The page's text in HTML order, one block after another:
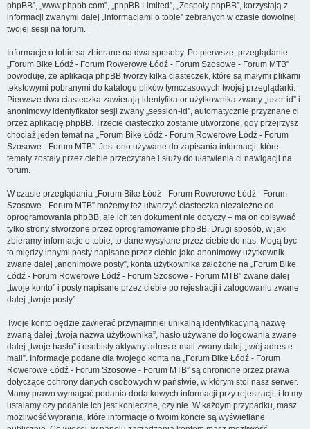
phpBB”, „www.phpbb.com”, „phpBB Limited”, „Zespoły phpBB”, korzystają z
informacji zwanymi dalej „informacjami o tobie” zebranych w czasie dowolnej
twojej sesji na forum.
Informacje o tobie są zbierane na dwa sposoby. Po pierwsze, przeglądanie
„Forum Bike Łódź - Forum Rowerowe Łódź - Forum Szosowe - Forum MTB”
powoduje, że aplikacja phpBB tworzy kilka ciasteczek, które są małymi plikami
tekstowymi pobranymi do katalogu plików tymczasowych twojej przeglądarki.
Pierwsze dwa ciasteczka zawierają identyfikator użytkownika zwany „user-id” i
anonimowy identyfikator sesji zwany „session-id”, automatycznie przyznane ci
przez aplikację phpBB. Trzecie ciasteczko zostanie utworzone, gdy przejrzysz
chociaż jeden temat na „Forum Bike Łódź - Forum Rowerowe Łódź - Forum
Szosowe - Forum MTB”. Jest ono używane do zapisania informacji, które
tematy zostały przez ciebie przeczytane i służy do ułatwienia ci nawigacji na
forum.
W czasie przeglądania „Forum Bike Łódź - Forum Rowerowe Łódź - Forum
Szosowe - Forum MTB” możemy też utworzyć ciasteczka niezależne od
oprogramowania phpBB, ale ich ten dokument nie dotyczy – ma on opisywać
tylko strony stworzone przez oprogramowanie phpBB. Drugi sposób, w jaki
zbieramy informacje o tobie, to dane wysyłane przez ciebie do nas. Mogą być
to między innymi posty napisane przez ciebie jako anonimowy użytkownik
zwane dalej „anonimowe posty”, konta użytkownika założone na „Forum Bike
Łódź - Forum Rowerowe Łódź - Forum Szosowe - Forum MTB” zwane dalej
„twoje konto” i posty napisane przez ciebie po rejestracji i zalogowaniu zwane
dalej „twoje posty”.
Twoje konto będzie zawierać przynajmniej unikalną identyfikacyjną nazwę
zwaną dalej „twoja nazwa użytkownika”, hasło używane do logowania zwane
dalej „twoje hasło” i osobisty aktywny adres e-mail zwany dalej „twój adres e-
mail”. Informacje podane dla twojego konta na „Forum Bike Łódź - Forum
Rowerowe Łódź - Forum Szosowe - Forum MTB” są chronione przez prawa
dotyczące ochrony danych osobowych w państwie, w którym stoi nasz serwer.
Mamy prawo wymagać podania dodatkowych informacji przy rejestracji, i to my
ustalamy czy podanie ich jest konieczne, czy nie. W każdym przypadku, masz
możliwość wybrania, które informacje o twoim koncie są wyświetlane